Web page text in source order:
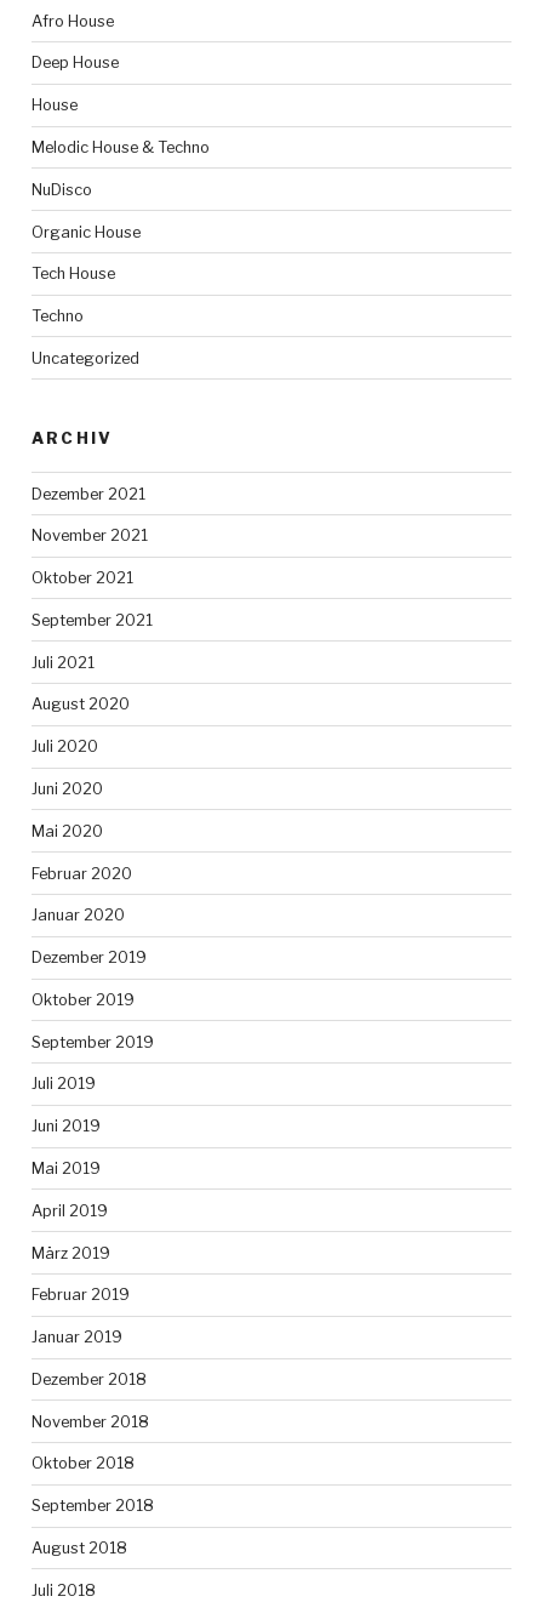
Afro House
Deep House
House
Melodic House & Techno
NuDisco
Organic House
Tech House
Techno
Uncategorized
ARCHIV
Dezember 2021
November 2021
Oktober 2021
September 2021
Juli 2021
August 2020
Juli 2020
Juni 2020
Mai 2020
Februar 2020
Januar 2020
Dezember 2019
Oktober 2019
September 2019
Juli 2019
Juni 2019
Mai 2019
April 2019
März 2019
Februar 2019
Januar 2019
Dezember 2018
November 2018
Oktober 2018
September 2018
August 2018
Juli 2018